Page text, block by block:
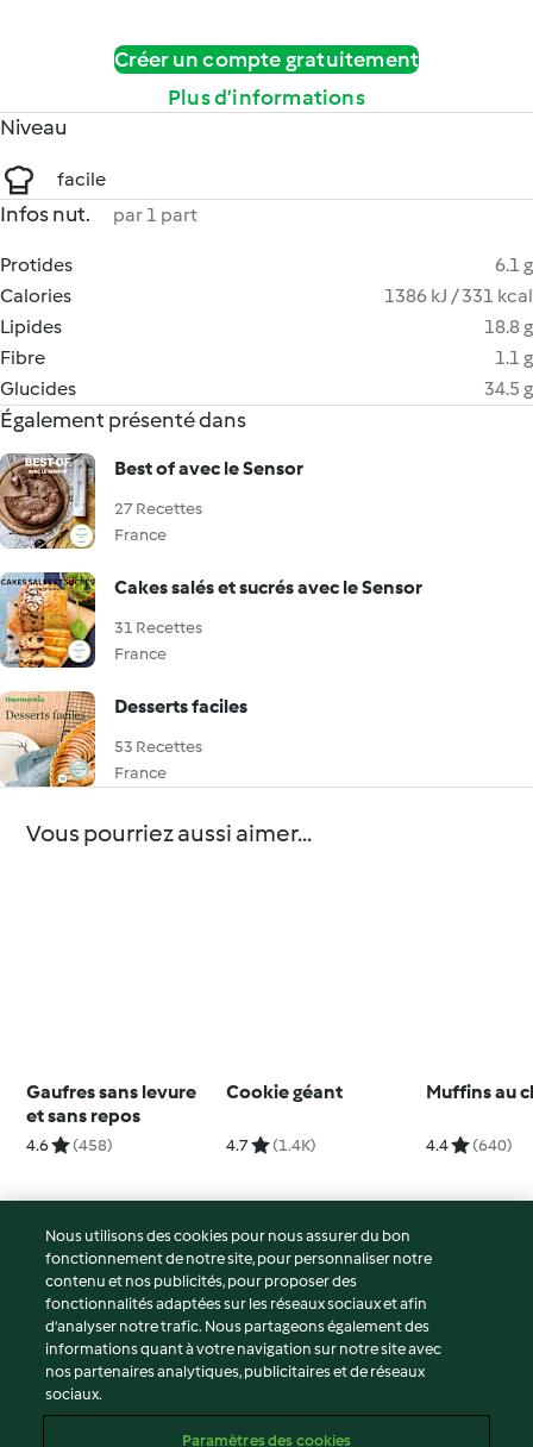
Créer un compte gratuitement
Plus d’informations
Niveau
facile
Infos nut. par 1 part
Protides
6.1 g
Calories
1386 kJ / 331 kcal
Lipides
18.8 g
Fibre
1.1 g
Glucides
34.5 g
Également présenté dans
Best of avec le Sensor
27 Recettes
France
Cakes salés et sucrés avec le Sensor
31 Recettes
France
Desserts faciles
53 Recettes
France
Vous pourriez aussi aimer...
Gaufres sans levure
et sans repos
4.6 (458)
Cookie géant
4.7 (1.4K)
Muffins au
4.4 (640)
© Copyright 2026
Conditions d'utilisation
Politique de confidentialité
Non-responsabilité
Mentions légales
Nous utilisons des cookies pour nous assurer du bon
fonctionnement de notre site, pour personnaliser notre
contenu et nos publicités, pour proposer des
fonctionnalités adaptées sur les réseaux sociaux et afin
d’analyser notre trafic. Nous partageons également des
informations quant à votre navigation sur notre site avec
nos partenaires analytiques, publicitaires et de réseaux
sociaux.
Paramètres des cookies